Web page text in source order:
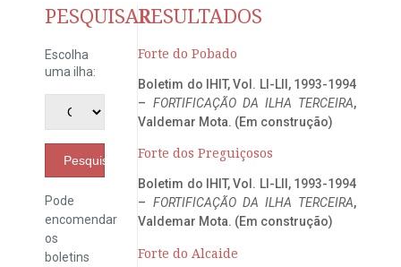
PESQUISAR
Escolha
uma ilha:
Pesquisar
Pode
encomendar
os
boletins
RESULTADOS
Forte do Pobado
Boletim do IHIT, Vol. LI-LII, 1993-1994
– FORTIFICAÇÃO DA ILHA TERCEIRA,
Valdemar Mota. (Em construção)
Forte dos Preguiçosos
Boletim do IHIT, Vol. LI-LII, 1993-1994
– FORTIFICAÇÃO DA ILHA TERCEIRA,
Valdemar Mota. (Em construção)
Forte do Alcaide